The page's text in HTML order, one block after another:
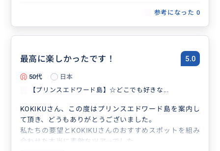
参考になった 0
最高に楽しかったです！ 5.0
50代
日本
【プリンスエドワード島】☆どこでも好きな...
KOKIKUさん、この度はプリンスエドワード島を案内し
て頂き、どうもありがとうございました。
私たちの要望とKOKIKUさんのおすすめスポットを組み
合わせた本当に素敵なツアーでした。